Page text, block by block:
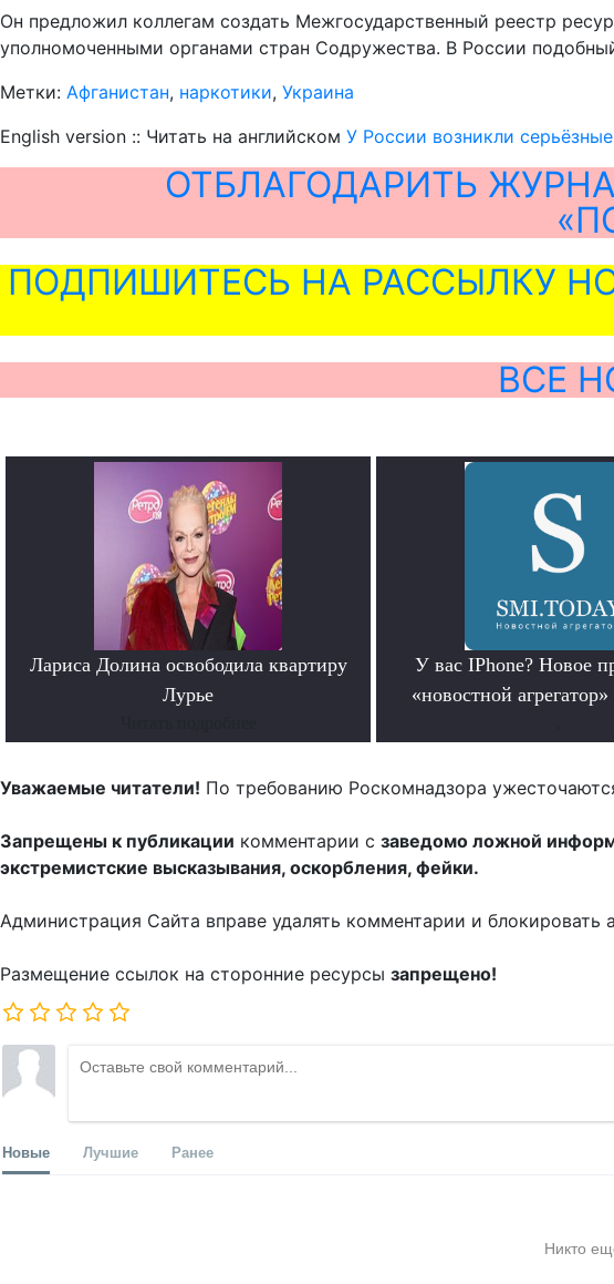
Он предложил коллегам создать Межгосударственный реестр
уполномоченными органами стран Содружества. В России
Метки: Афганистан, наркотики, Украина
English version :: Читать на английском У России возникли
ОТБЛАГОДАРИТЬ
ПОДПИШИТЕСЬ НА РАССЫЛКУ
ВСЕ
Лариса Долина освободила квартиру
Лурье
У вас IPhone? Новое
«новостной
Уважаемые читатели! По требованию Роскомнадзора
Запрещены к публикации комментарии с заведомо ложной
экстремистские высказывания, оскорбления, фейки.
Администрация Сайта вправе удалять комментарии и блокировать
Размещение ссылок на сторонние ресурсы запрещено!
Новые Лучшие Ранее
Никто